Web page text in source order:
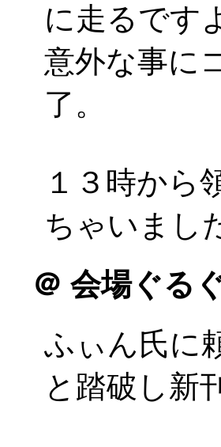
に走るです
意外な事に
了。
１３時から
ちゃいまし
＠ 会場ぐる
ふぃん氏に
と踏破し新